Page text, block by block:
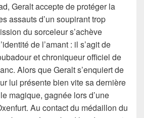
Geralt accepte de protéger la
assauts d’un soupirant trop
du sorceleur s’achève
de l’amant : il s’agit de
et chroniqueur officiel de
Alors que Geralt s’enquiert de
lui présente bien vite sa dernière
magique, gagnée lors d’une
Au contact du médaillon du